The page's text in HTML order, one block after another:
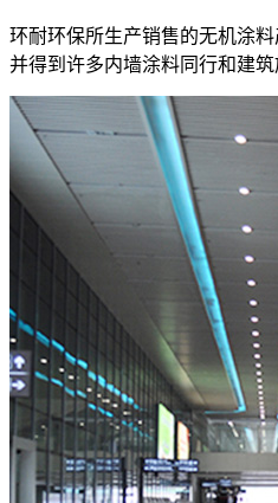
环耐环保所生产销售的无机涂
并得到许多内墙涂料同行和建